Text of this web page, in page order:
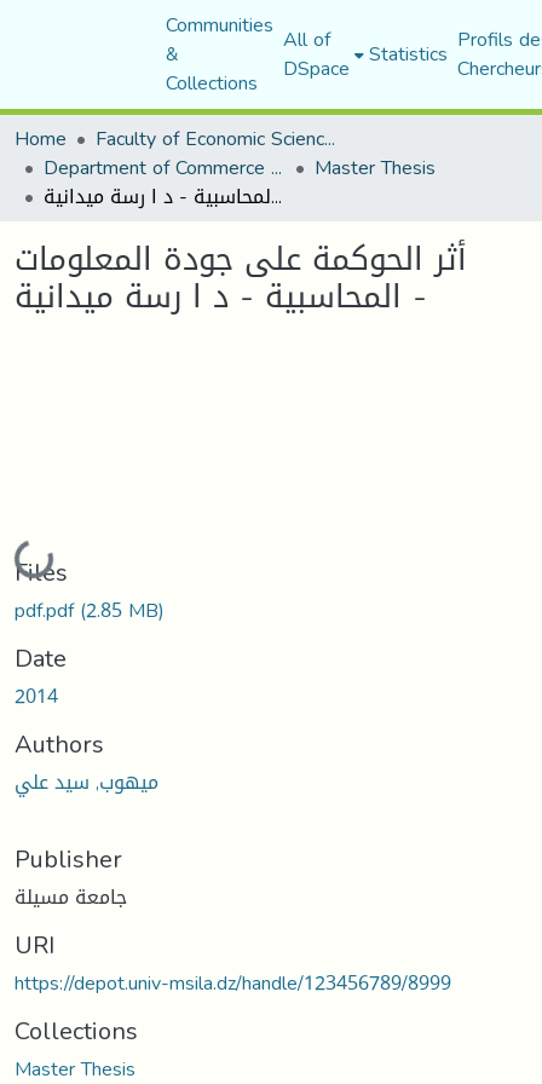
Communities
&
Collections
All of
DSpace Statistics Profils
Home
Faculty of Economic Sciences, Commerce and Management Sciences
Department of Commerce Science Master Thesis
أثر الحوكمة على جودة المعلومات المحاسبیة - د ا رسة میدانیة -
أثر الحوكمة على جودة المعلومات
المحاسبیة - د ا رسة میدانیة -
Loading...
Files
pdf.pdf(2.85 MB)
Date
2014
Authors
ميهوب, سيد علي
Publisher
جامعة مسيلة
URI
https://depot.univ-msila.dz/handle/123456789/8999
Collections
Master Thesis